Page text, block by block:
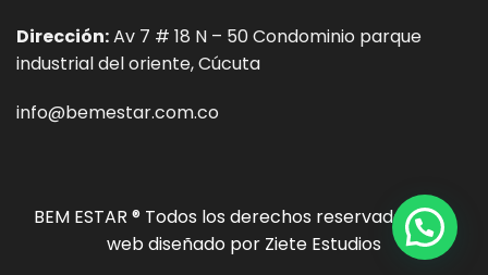
Dirección:Av 7 # 18 N – 50 Condominio parque
industrial del oriente, Cúcuta
info@bemestar.com.co
BEM ESTAR ® Todos los derechos reservados. Sitio
web diseñado por Ziete Estudios